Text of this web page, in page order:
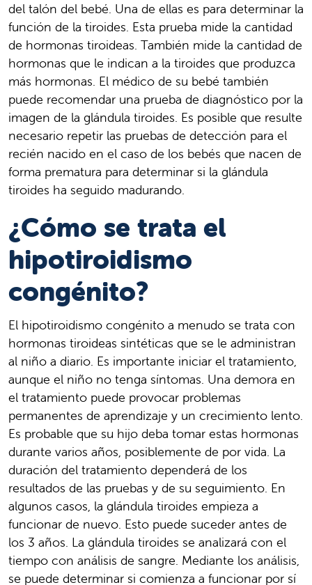
del talón del bebé. Una de ellas es para determinar la
función de la tiroides. Esta prueba mide la cantidad
de hormonas tiroideas. También mide la cantidad de
hormonas que le indican a la tiroides que produzca
más hormonas. El médico de su bebé también
puede recomendar una prueba de diagnóstico por la
imagen de la glándula tiroides. Es posible que resulte
necesario repetir las pruebas de detección para el
recién nacido en el caso de los bebés que nacen de
forma prematura para determinar si la glándula
tiroides ha seguido madurando.
¿Cómo se trata el
hipotiroidismo
congénito?
El hipotiroidismo congénito a menudo se trata con
hormonas tiroideas sintéticas que se le administran
al niño a diario. Es importante iniciar el tratamiento,
aunque el niño no tenga síntomas. Una demora en
el tratamiento puede provocar problemas
permanentes de aprendizaje y un crecimiento lento.
Es probable que su hijo deba tomar estas hormonas
durante varios años, posiblemente de por vida. La
duración del tratamiento dependerá de los
resultados de las pruebas y de su seguimiento. En
algunos casos, la glándula tiroides empieza a
funcionar de nuevo. Esto puede suceder antes de
los 3 años. La glándula tiroides se analizará con el
tiempo con análisis de sangre. Mediante los análisis,
se puede determinar si comienza a funcionar por sí